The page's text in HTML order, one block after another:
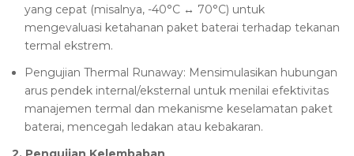
yang cepat (misalnya, -40°C ↔ 70°C) untuk
mengevaluasi ketahanan paket baterai terhadap tekanan
termal ekstrem.
Pengujian Thermal Runaway: Mensimulasikan hubungan
arus pendek internal/eksternal untuk menilai efektivitas
manajemen termal dan mekanisme keselamatan paket
baterai, mencegah ledakan atau kebakaran.